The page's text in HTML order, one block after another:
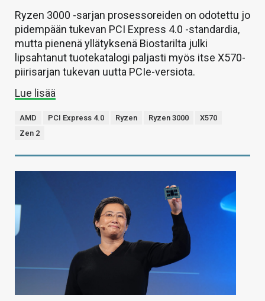
Ryzen 3000 -sarjan prosessoreiden on odotettu jo
pidempään tukevan PCI Express 4.0 -standardia,
mutta pienenä yllätyksenä Biostarilta julki
lipsahtanut tuotekatalogi paljasti myös itse X570-
piirisarjan tukevan uutta PCIe-versiota.
Lue lisää
AMD PCI Express 4.0 Ryzen Ryzen 3000
X570
Zen 2